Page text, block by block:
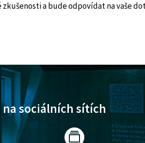
a bude odpovídat na vaše
na sociálních sítích